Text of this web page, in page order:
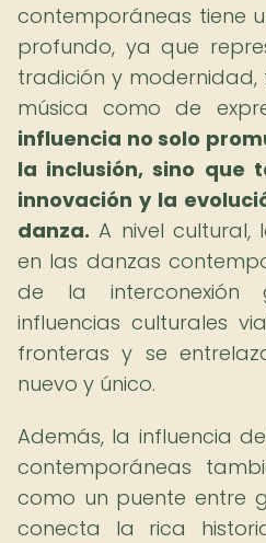
contemporáneas tiene
profundo, ya que
tradición y
música como de
influencia no solo
la inclusión, sino que
innovación y la
danza. A nivel cultural,
en las danzas
de la interconexión
influencias culturales
fronteras y se
nuevo y único.
Además, la influencia
contemporáneas
como un puente entre
conecta la rica